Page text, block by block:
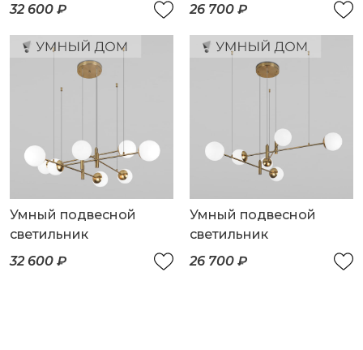
32 600 ₽
26 700 ₽
Умный подвесной
светильник
32 600 ₽
Умный подвесной
светильник
26 700 ₽